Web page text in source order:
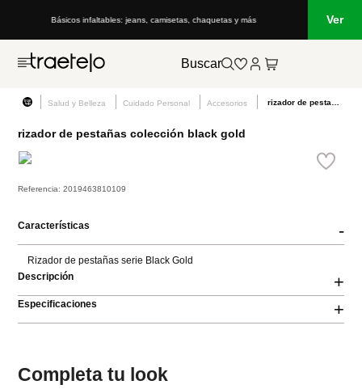
Básicos infaltables: jeans, camisetas, chaquetas y más Ver
Buscar
Salud y Belleza Cuidado Personal Accesorios
rizador de pestañas colección black gold
Referencia:2019463810109
Características -
Rizador de pestañas serie Black Gold
Descripción
+
Especificaciones +
Completa tu look